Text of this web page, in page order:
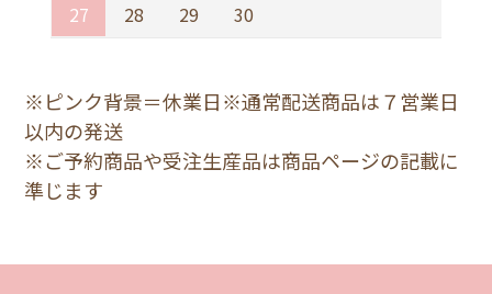
27
28 29 30
※ピンク背景＝休業日※通常配送商品は７営業日
以内の発送
※ご予約商品や受注生産品は商品ページの記載に
準じます